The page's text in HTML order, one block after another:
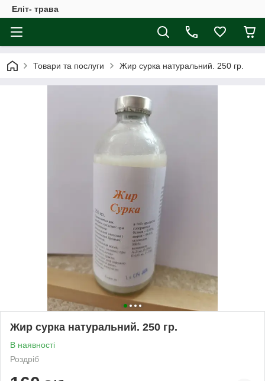
Еліт- трава
Товари та послуги Жир сурка натуральний. 250 гр.
Жир сурка натуральний. 250 гр.
В наявності
Роздріб